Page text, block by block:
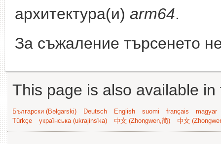
архитектура(и) arm64.
За съжаление търсенето
This page is also available
Български (Bəlgarski) Deutsch English suomi français
magyar
Türkçe
українська (ukrajins'ka) 中文 (Zhongwen,简) 中文